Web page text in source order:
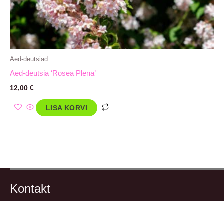
Aed-deutsiad
Aed-deutsia ‘Rosea Plena’
12,00 €
LISA KORVI
Kontakt